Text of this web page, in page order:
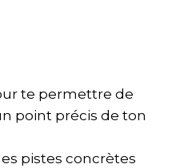
te permettre de
point précis de ton
pistes concrètes